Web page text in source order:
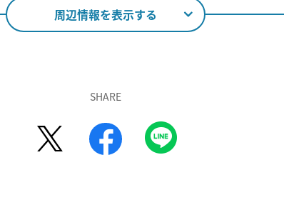
周辺情報を表示する
SHARE